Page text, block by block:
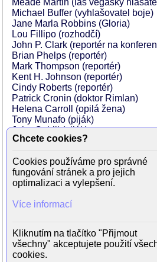
Meade Martin (las vegaský
Michael Buffer (vyhlašovatel boje)
Jane Marla Robbins (Gloria)
Lou Fillipo (rozhodčí)
John P. Clark (reportér na
Brian Phelps (reportér)
Mark Thompson (reportér)
Kent H. Johnson (reportér)
Cindy Roberts (reportér)
Patrick Cronin (doktor Rimlan)
Helena Carroll (opilá žena)
Tony Munafo (piják)
John Cahill (piják)
Michael Pataki (Nicoli Koloff)
Bob Giovane (Timmy)
Jeff Langton (boxer)
Joe Sabatino (boxer)
Del Weston (boxer)
Alex Garcia (boxer)
Dale Jacoby (boxer)
Clay Hodges (boxer)
Chcete cookies?
Cookies používáme pro správné
fungování stránek a pro jejich
optimalizaci a vylepšení.
Více informací
Kliknutím na tlačítko "Přijmout
všechny" akceptujete použití
cookies.